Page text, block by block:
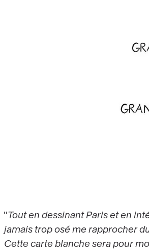
"Tout en dessinant Paris et en
jamais trop osé me rapprocher
Cette carte blanche sera pour